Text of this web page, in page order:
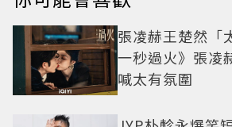
張凌赫王楚然「
一秒過火》張凌
喊太有氛圍